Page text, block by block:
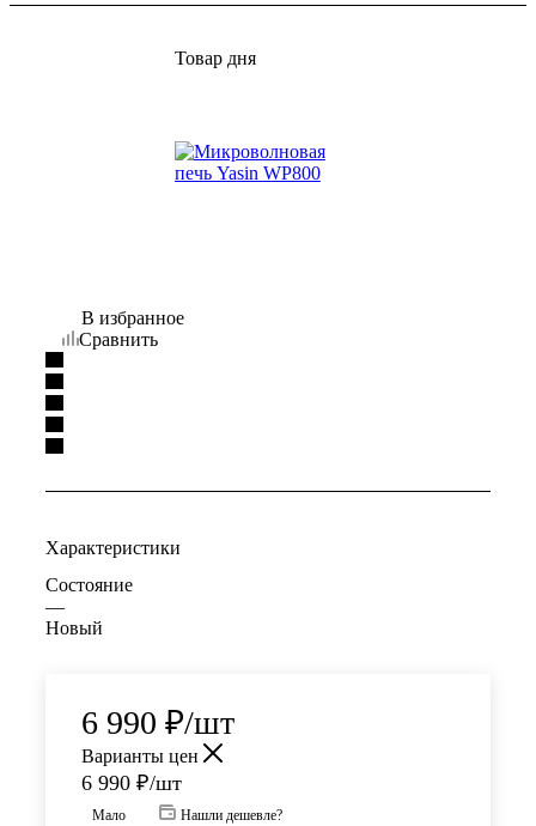
Товар дня
В избранное
Сравнить
Характеристики
Состояние
—
Новый
6 990 ₽/шт
Варианты цен
6 990 ₽/шт
Мало Нашли дешевле?